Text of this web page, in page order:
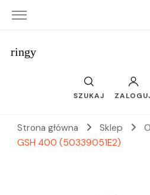
ringy
SZUKAJ
Strona główna Sklep
GSH 400 (50339051E2)